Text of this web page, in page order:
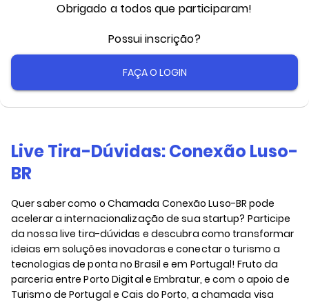
Obrigado a todos que participaram!
Possui inscrição?
FAÇA O LOGIN
Live Tira-Dúvidas: Conexão Luso-
BR
Quer saber como o Chamada Conexão Luso-BR pode
acelerar a internacionalização de sua startup? Participe
da nossa live tira-dúvidas e descubra como transformar
ideias em soluções inovadoras e conectar o turismo a
tecnologias de ponta no Brasil e em Portugal! Fruto da
parceria entre Porto Digital e Embratur, e com o apoio de
Turismo de Portugal e Cais do Porto, a chamada visa